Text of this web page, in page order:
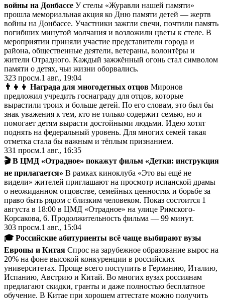
войны на Донбассе У стелы «Журавли нашей памяти»
прошла мемориальная акция ко Дню памяти детей — жертв
войны на Донбассе. Участники зажгли свечи, почтили память
погибших минутой молчания и возложили цветы к стеле. В
мероприятии приняли участие представители города и
района, общественные деятели, ветераны, волонтёры и
жители Отрадного. Каждый зажжённый огонь стал символом
памяти о детях, чьи жизни оборвались.
323 просм.1 авг., 19:04
👨‍👧‍👦 Награда для многодетных отцов Миронов
предложил учредить госнаграду для отцов, которые
вырастили троих и больше детей. По его словам, это был бы
знак уважения к тем, кто не только содержит семью, но и
помогает детям вырасти достойными людьми. Идею хотят
поднять на федеральный уровень. Для многих семей такая
отметка стала бы важным и тёплым признанием.
331 просм.1 авг., 16:35
🎬 В ЦМД «Отрадное» покажут фильм «Детки: инструкция
не прилагается» В рамках киноклуба «Это вы ещё не
видели» жителей приглашают на просмотр испанской драмы
о неожиданном отцовстве, семейных ценностях и борьбе за
право быть рядом с близким человеком. Показ состоится 1
августа в 18:00 в ЦМД «Отрадное» на улице Римского-
Корсакова, 6. Продолжительность фильма — 99 минут.
303 просм.1 авг., 15:04
🎓 Российские абитуриенты всё чаще выбирают вузы
Европы и Китая Спрос на зарубежное образование вырос на
20% на фоне высокой конкуренции в российских
университетах. Проще всего поступить в Германию, Италию,
Испанию, Австрию и Китай. Во многих вузах россиянам
предлагают скидки, гранты и даже полностью бесплатное
обучение. В Китае при хорошем аттестате можно получить